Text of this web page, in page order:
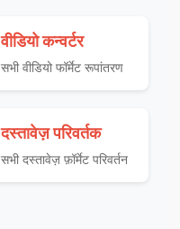
वीडियो कन्वर्टर
सभी वीडियो फॉर्मेट रूपांतरण
दस्तावेज़ परिवर्तक
सभी दस्तावेज़ फ़ॉर्मेट परिवर्तन